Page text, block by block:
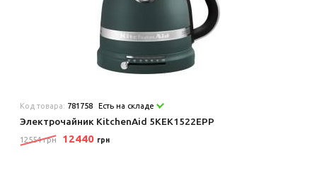
Код товара: 781758 Есть на складе
Электрочайник KitchenAid 5KEK1522EPP
12554 грн 12440 грн